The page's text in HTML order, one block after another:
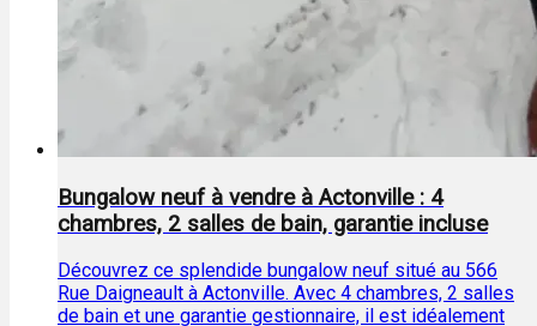
Bungalow neuf à vendre à Actonville : 4
chambres, 2 salles de bain, garantie incluse
Découvrez ce splendide bungalow neuf situé au 566
Rue Daigneault à Actonville. Avec 4 chambres, 2 salles
de bain et une garantie gestionnaire, il est idéalement